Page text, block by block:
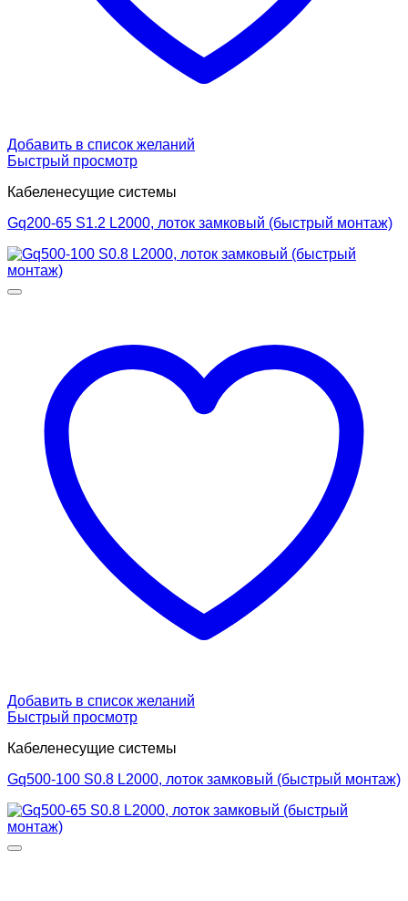
Добавить в список желаний
Быстрый просмотр
Кабеленесущие системы
Gq200-65 S1.2 L2000, лоток замковый (быстрый монтаж)
Добавить в список желаний
Быстрый просмотр
Кабеленесущие системы
Gq500-100 S0.8 L2000, лоток замковый (быстрый монтаж)